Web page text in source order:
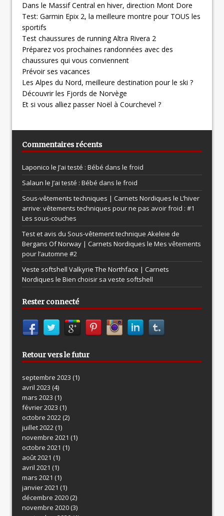
Dans le Massif Central en hiver, direction Mont Dore
Test: Garmin Epix 2, la meilleure montre pour TOUS les
sportifs
Test chaussures de running Altra Rivera 2
Préparez vos prochaines randonnées avec des
chaussures qui vous conviennent
Prévoir ses vacances
Les Alpes du Nord, meilleure destination pour le ski ?
Découvrir les Fjords de Norvège
Et si vous alliez passer Noël à Courchevel ?
Commentaires récents
Laponico le J’ai testé : Bébé dans le froid
Salaun le J’ai testé : Bébé dans le froid
Sous-vêtements techniques | Carnets Nordiques le L’hiver
arrive: vêtements techniques pour ne pas avoir froid : #1
Les sous-couches
Test et avis du Sous-vêtement technique Akeleie de
Bergans Of Norway | Carnets Nordiques le Mes vêtements
pour l’automne #2
Veste softshell Valkyrie The Northface | Carnets
Nordiques le Bien choisir sa veste softshell
Rester connecté
Retour vers le futur
septembre 2023 (1)
avril 2023 (4)
mars 2023 (1)
février 2023 (1)
octobre 2022(2)
juillet 2022(1)
novembre 2021 (1)
octobre 2021 (1)
août 2021 (1)
avril 2021 (1)
mars 2021 (1)
janvier 2021 (1)
décembre 2020(2)
novembre 2020(3)